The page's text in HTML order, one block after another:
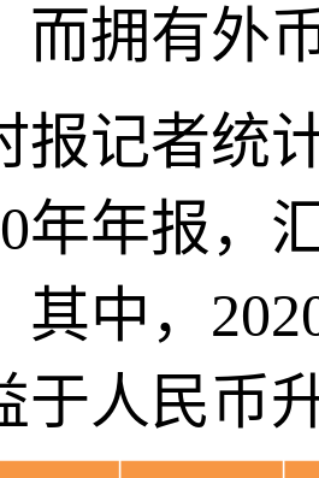
而拥有外
报记者统
年年报，
其中，
于人民币